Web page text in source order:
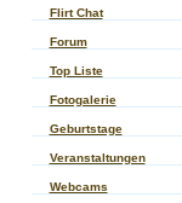
Flirt Chat
Forum
Top Liste
Fotogalerie
Geburtstage
Veranstaltungen
Webcams